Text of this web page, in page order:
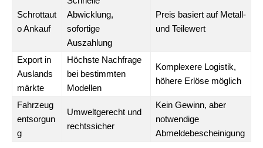
Schrottaut
o Ankauf
Abwicklung,
sofortige
Auszahlung
Preis basiert auf Metall-
und Teilewert
Export in
Auslands
märkte
Höchste Nachfrage
bei bestimmten
Modellen
Komplexere Logistik,
höhere Erlöse möglich
Fahrzeug
entsorgun
g
Umweltgerecht und
rechtssicher
Kein Gewinn, aber
notwendige
Abmeldebescheinigung